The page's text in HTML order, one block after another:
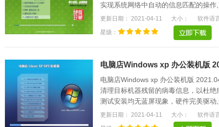
实现系统网络中自动的信息匹配的操
统将更稳定，.....
更新日期： 2021-04-11 大小：
软件语
星级：
电脑店Windows xp 办公装机版
电脑店Windows xp 办公装机版
清理目标机器残留的病毒信息，以杜
测试安装均无蓝屏现象，硬件完美驱
名的驱动可以.....
更新日期： 2021-04-11 大小：
软件语